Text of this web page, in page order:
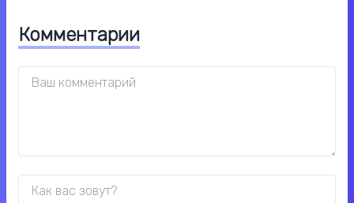
Комментарии